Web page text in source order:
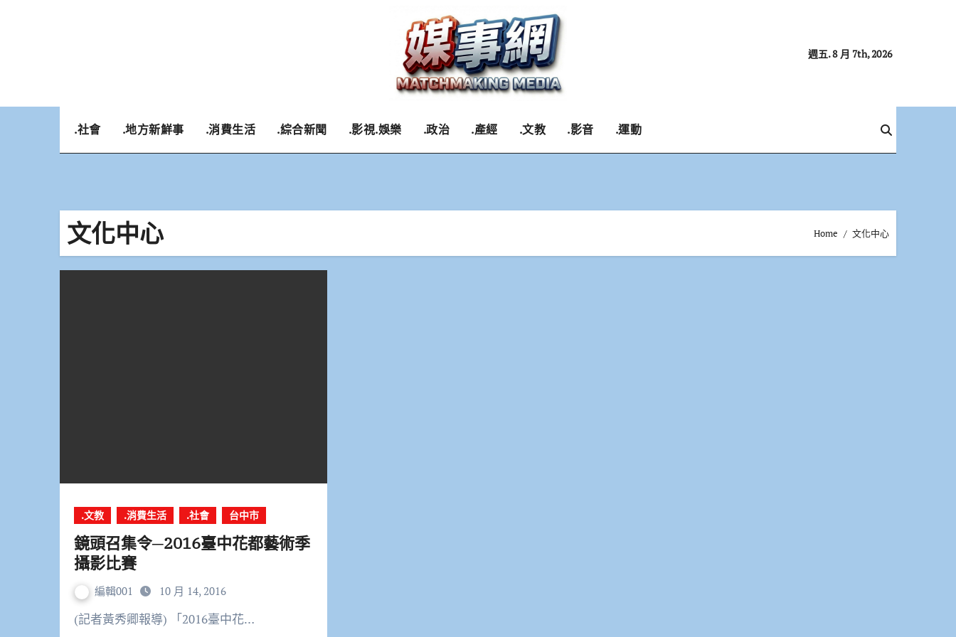
週五. 8 月 7th, 2026
.社會 .地方新鮮事 .消費生活 .綜合新聞 .影視.娛樂 .政治 .產經 .文教 .影音 .運動
文化中心 Home 文化中心
.文教 .消費生活 .社會 台中市
鏡頭召集令─2016臺中花都藝術季
攝影比賽
編輯001 10 月 14, 2016
(記者黃秀卿報導) 「2016臺中花…